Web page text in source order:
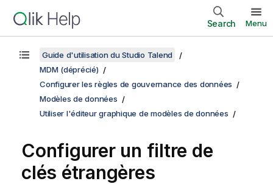
Search Menu
Guide d'utilisation du Studio Talend
MDM (déprécié)
Configurer les règles de gouvernance des données
Modèles de données
Utiliser l'éditeur graphique de modèles de données
Configurer un filtre de
clés étrangères